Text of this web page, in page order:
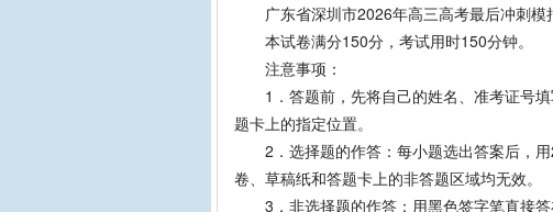
广东省深圳市2026年高三高考最后冲刺模
本试卷满分150分，考试用时150分钟。
注意事项：
1．答题前，先将自己的姓名、准考证号填
题卡上的指定位置。
2．选择题的作答：每小题选出答案后，用
卷、草稿纸和答题卡上的非答题区域均无效。
3．非选择题的作答：用黑色签字笔直接答